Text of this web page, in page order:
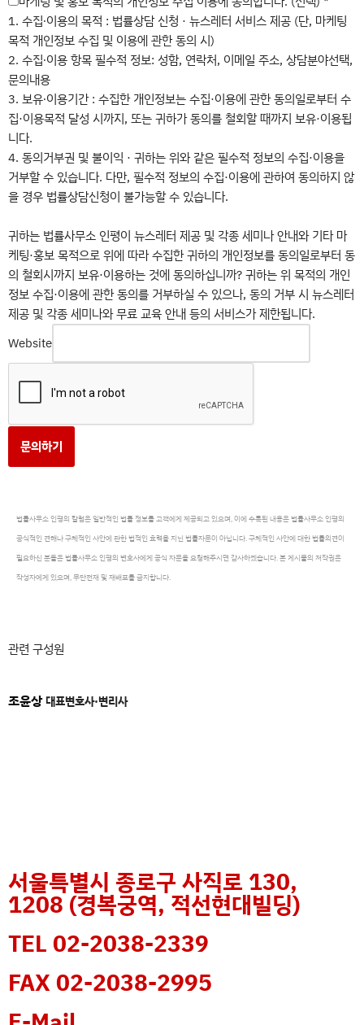
연
락
처
1. 수집∙이용의 목적 : 법률상담 신청 · 뉴스레터 서비스 제공 (단, 마케팅
목적 개인정보 수집 및 이용에 관한 동의 시)
2. 수집∙이용 항목 필수적 정보: 성함, 연락처, 이메일 주소, 상담분야선택,
문의내용
3. 보유∙이용기간 : 수집한 개인정보는 수집·이용에 관한 동의일로부터 수
집·이용목적 달성 시까지, 또는 귀하가 동의를 철회할 때까지 보유·이용됩
니다.
4. 동의거부권 및 불이익 · 귀하는 위와 같은 필수적 정보의 수집·이용을
거부할 수 있습니다. 다만, 필수적 정보의 수집·이용에 관하여 동의하지 않
을 경우 법률상담신청이 불가능할 수 있습니다.
귀하는 법률사무소 인평이 뉴스레터 제공 및 각종 세미나 안내와 기타 마
케팅·홍보 목적으로 위에 따라 수집한 귀하의 개인정보를 동의일로부터 동
의 철회시까지 보유·이용하는 것에 동의하십니까? 귀하는 위 목적의 개인
정보 수집·이용에 관한 동의를 거부하실 수 있으나, 동의 거부 시 뉴스레터
제공 및 각종 세미나와 무료 교육 안내 등의 서비스가 제한됩니다.
Website
문의하기
법률사무소 인평의 칼럼은 일반적인 법률 정보를 고객에게 제공되고 있으며, 이에 수록된 내용은 법률사무소 인평의
공식적인 견해나 구체적인 사안에 관한 법적인 효력을 지닌 법률자문이 아닙니다. 구체적인 사안에 대한 법률의견이
필요하신 분들은 법률사무소 인평의 변호사에게 공식 자문을 요청해주시면 감사하겠습니다. 본 게시물의 저작권은
작성자에게 있으며, 무단전재 및 재배포를 금지합니다.
관련 구성원
조윤상대표변호사·변리사
서울특별시 종로구 사직로 130,
1208 (경복궁역, 적선현대빌딩)
TEL 02-2038-2339
FAX 02-2038-2995